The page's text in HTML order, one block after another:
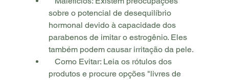
sobre o potencial de desequilíbrio
hormonal devido à capacidade dos
parabenos de imitar o estrogênio. Eles
também podem causar irritação da pele.
produtos e procure opções "livres de